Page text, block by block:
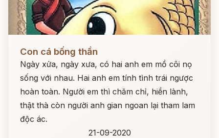
Con cá bống thần
Ngày xửa, ngày xưa, có hai anh em mồ côi nọ
sống với nhau. Hai anh em tính tình trái ngược
hoàn toàn. Người em thì chăm chỉ, hiền lành,
thật thà còn người anh gian ngoan lại tham lam
độc ác.
21-09-2020